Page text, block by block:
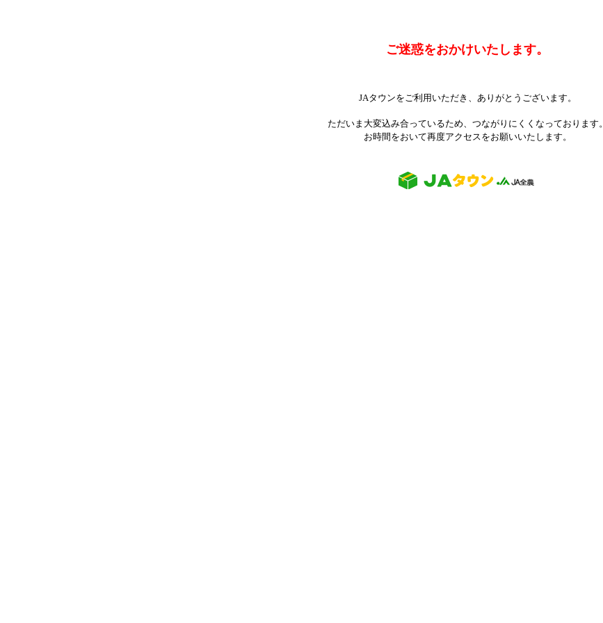
ご迷惑をおかけいたします。
JAタウンをご利用いただき、ありがとうございます。
ただいま大変込み合っているため、つながりにくくなっております。
お時間をおいて再度アクセスをお願いいたします。